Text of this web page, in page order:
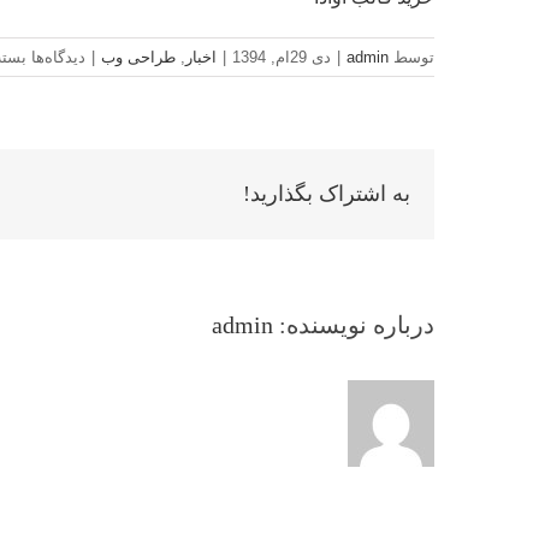
توسط admin دی 29ام, 1394 اخبار طراحی وب دیدگاه‌ها
به اشتراک بگذارید!
درباره نویسنده: admin